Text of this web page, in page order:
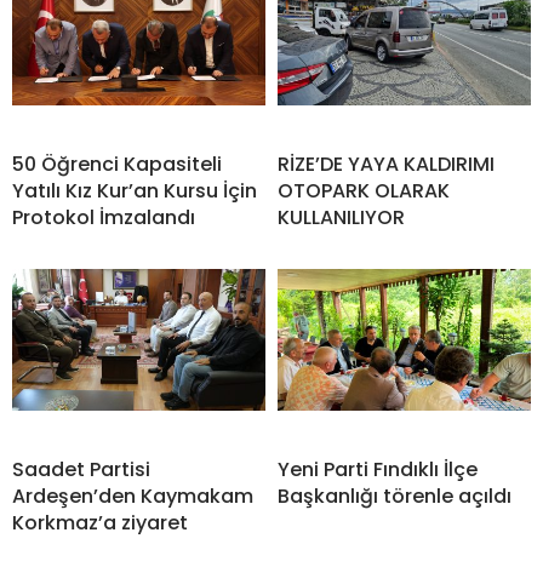
50 Öğrenci Kapasiteli
Yatılı Kız Kur’an Kursu İçin
Protokol İmzalandı
RİZE’DE YAYA KALDIRIMI
OTOPARK OLARAK
KULLANILIYOR
Saadet Partisi
Ardeşen’den Kaymakam
Korkmaz’a ziyaret
Yeni Parti Fındıklı İlçe
Başkanlığı törenle açıldı